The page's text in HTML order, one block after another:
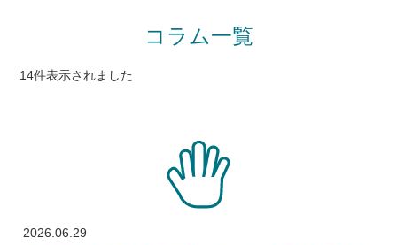
コラム一覧
14件表示されました
2026.06.29